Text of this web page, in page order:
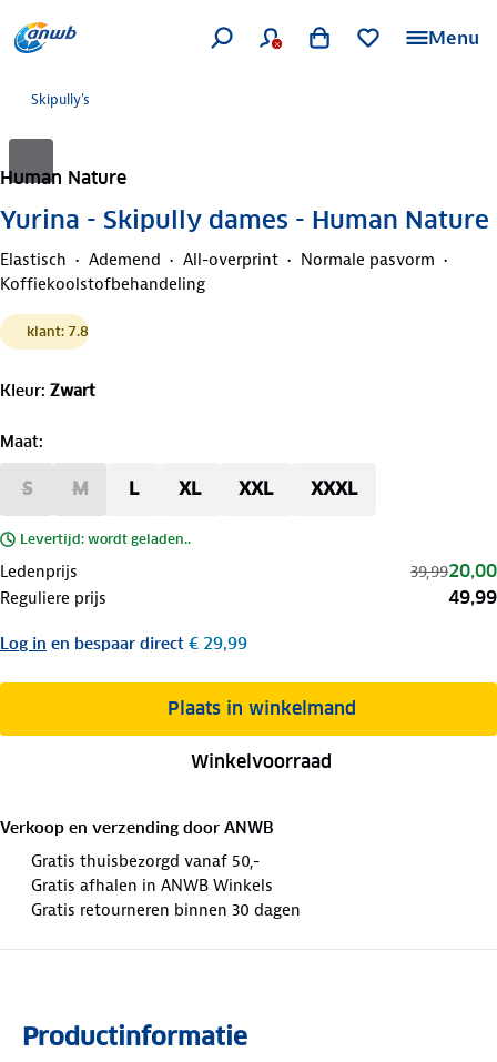
Menu
Skipully's
Human Nature
Yurina - Skipully dames - Human Nature
Elastisch Ademend All-overprint
Normale pasvorm
Koffiekoolstofbehandeling
klant: 7.8
Kleur: Zwart
Maat:
S M L XL XXL XXXL
Levertijd: wordt geladen..
Ledenprijs 39,9920,00
Reguliere prijs 49,99
Log in en bespaar direct € 29,99
Plaats in winkelmand
Winkelvoorraad
Verkoop en verzending door ANWB
Gratis thuisbezorgd vanaf 50,-
Gratis afhalen in ANWB Winkels
Gratis retourneren binnen 30 dagen
Productinformatie